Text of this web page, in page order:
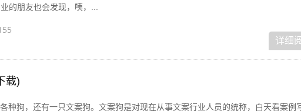
的朋友也会发现，咦，...
详细
载)
种狗，还有一只文案狗。文案狗是对现在从事文案行业人员的统称，白天看案例